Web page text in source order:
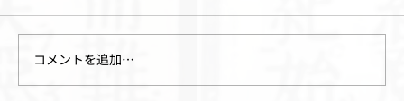
コメントを追加…